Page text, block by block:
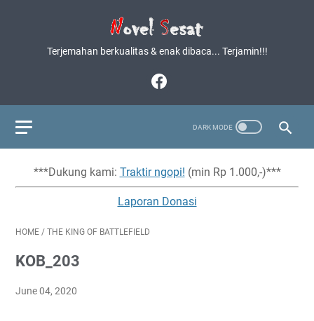
Terjemahan berkualitas & enak dibaca... Terjamin!!!
***Dukung kami: Traktir ngopi! (min Rp 1.000,-)***
Laporan Donasi
HOME / THE KING OF BATTLEFIELD
KOB_203
June 04, 2020